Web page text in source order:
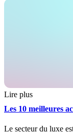
Lire plus
Les 10 meilleures
Le secteur du luxe